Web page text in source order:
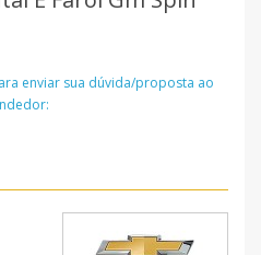
enviar sua dúvida/proposta ao